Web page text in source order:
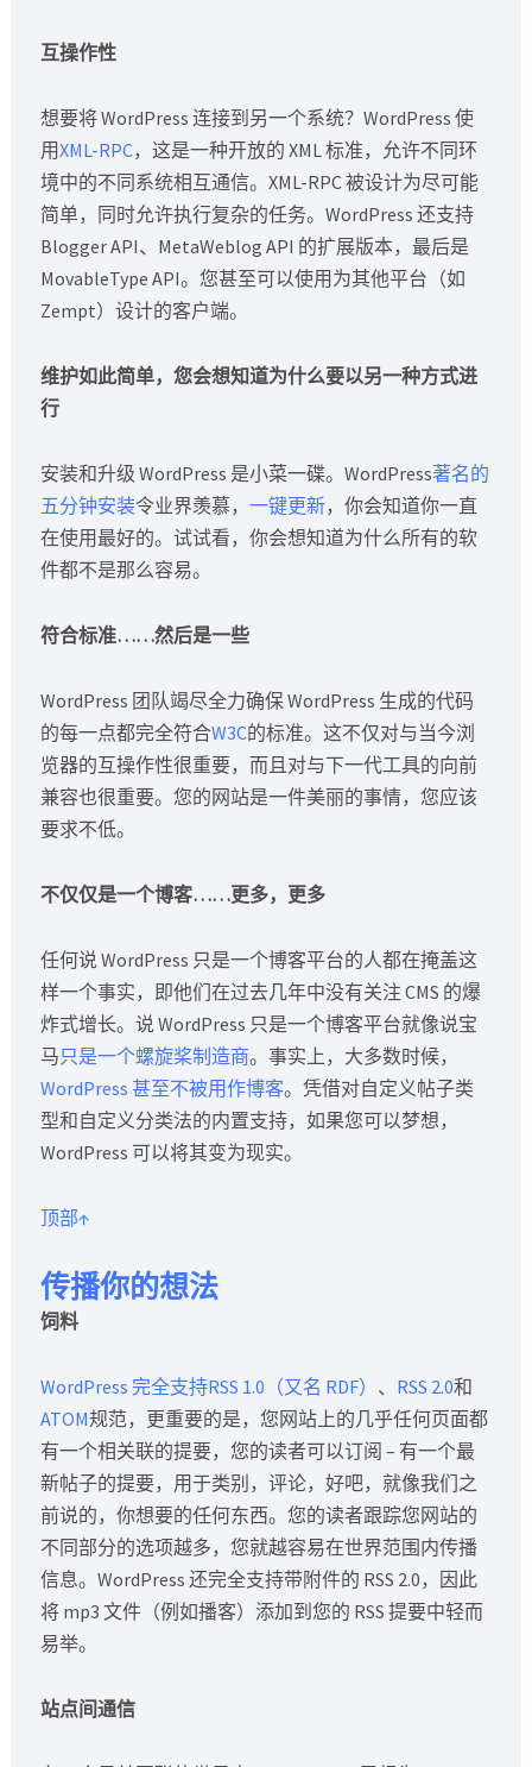
互操作性
想要将 WordPress 连接到另一个系统？WordPress 使
用XML-RPC，这是一种开放的 XML 标准，允许不同环
境中的不同系统相互通信。XML-RPC 被设计为尽可能
简单，同时允许执行复杂的任务。WordPress 还支持
Blogger API、MetaWeblog API 的扩展版本，最后是
MovableType API。您甚至可以使用为其他平台（如
Zempt）设计的客户端。
维护如此简单，您会想知道为什么要以另一种方式进
行
安装和升级 WordPress 是小菜一碟。WordPress著名的
五分钟安装令业界羡慕， 一键更新，你会知道你一直
在使用最好的。试试看，你会想知道为什么所有的软
件都不是那么容易。
符合标准……然后是一些
WordPress 团队竭尽全力确保 WordPress 生成的代码
的每一点都完全符合W3C的标准。这不仅对与当今浏
览器的互操作性很重要，而且对与下一代工具的向前
兼容也很重要。您的网站是一件美丽的事情，您应该
要求不低。
不仅仅是一个博客……更多，更多
任何说 WordPress 只是一个博客平台的人都在掩盖这
样一个事实，即他们在过去几年中没有关注 CMS 的爆
炸式增长。说 WordPress 只是一个博客平台就像说宝
马只是一个螺旋桨制造商。事实上，大多数时候，
WordPress 甚至不被用作博客。凭借对自定义帖子类
型和自定义分类法的内置支持，如果您可以梦想，
WordPress 可以将其变为现实。
顶部↑
传播你的想法
饲料
WordPress 完全支持RSS 1.0（又名 RDF） 、 RSS 2.0和
ATOM规范，更重要的是，您网站上的几乎任何页面都
有一个相关联的提要，您的读者可以订阅 – 有一个最
新帖子的提要，用于类别，评论，好吧，就像我们之
前说的，你想要的任何东西。您的读者跟踪您网站的
不同部分的选项越多，您就越容易在世界范围内传播
信息。WordPress 还完全支持带附件的 RSS 2.0，因此
将 mp3 文件（例如播客）添加到您的 RSS 提要中轻而
易举。
站点间通信